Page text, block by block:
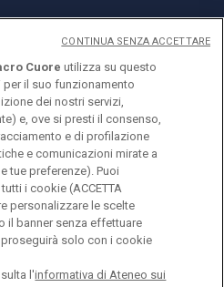
Cuore
Milano
Cuore utilizza su questo
il suo funzionamento
dei nostri servizi,
e, ove si presti il consenso,
e di profilazione
e comunicazioni mirate a
tue preferenze). Puoi
i cookie (ACCETTA
personalizzare le scelte
il banner senza effettuare
solo con i cookie
l'informativa di Ateneo sui
CONTINUA SENZA ACCETTARE